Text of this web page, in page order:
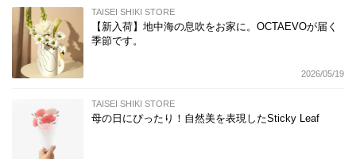
TAISEI SHIKI STORE
【新入荷】地中海の息吹をお家に。OCTAEVOが届く
季節です。
2026/05/19
TAISEI SHIKI STORE
母の日にぴったり！自然美を表現したSticky Leaf